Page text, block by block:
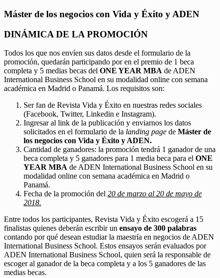
Máster de los negocios con Vida y Éxito y ADEN
DINÁMICA DE LA PROMOCIÓN
Todos los que nos envíen sus datos desde el formulario de la
promoción, quedarán participando por en el premio de 1 beca
completa y 5 medias becas del ONE YEAR MBA de ADEN
International Business School en su modalidad online con semana
académica en Madrid o Panamá. Los requisitos son:
Ser fan de Revista Vida y Éxito en nuestras redes sociales
(Facebook, Twitter, Linkedin e Instagram).
Ingresar al link de la publicación y enviarnos los datos
solicitados en el formulario de la landing page de Máster de
los negocios con Vida y Éxito y ADEN.
Cantidad de ganadores: la promoción tendrá 1 ganador de una
beca completa y 5 ganadores para 1 media beca para el ONE
YEAR MBA de ADEN International Business School en su
modalidad online con semana académica en Madrid o
Panamá.
Fecha de la promoción del 20 de marzo al 20 de mayo de
2018.
Entre todos los participantes, Revista Vida y Éxito escogerá a 15
finalistas quienes deberán escribir un ensayo de 300 palabras
contando por qué desean estudiar la maestría en negocios de ADEN
International Business School. Estos ensayos serán evaluados por
ADEN International Business School, quien será la responsable de
escoger al ganador de la beca completa y a los 5 ganadores de las
medias becas.